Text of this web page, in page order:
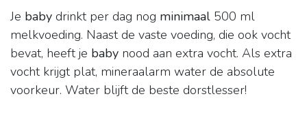
Je baby drinkt per dag nog minimaal 500 ml
melkvoeding. Naast de vaste voeding, die ook vocht
bevat, heeft je baby nood aan extra vocht. Als extra
vocht krijgt plat, mineraalarm water de absolute
voorkeur. Water blijft de beste dorstlesser!